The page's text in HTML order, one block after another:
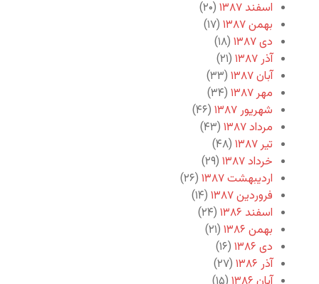
اسفند ۱۳۸۷
(۲۰)
بهمن ۱۳۸۷
(۱۷)
دی ۱۳۸۷
(۱۸)
آذر ۱۳۸۷
(۲۱)
آبان ۱۳۸۷
(۳۳)
مهر ۱۳۸۷
(۳۴)
شهریور ۱۳۸۷
(۴۶)
مرداد ۱۳۸۷
(۴۳)
تیر ۱۳۸۷
(۴۸)
خرداد ۱۳۸۷
(۲۹)
اردیبهشت ۱۳۸۷
(۲۶)
فروردین ۱۳۸۷
(۱۴)
اسفند ۱۳۸۶
(۲۴)
بهمن ۱۳۸۶
(۲۱)
دی ۱۳۸۶
(۱۶)
آذر ۱۳۸۶
(۲۷)